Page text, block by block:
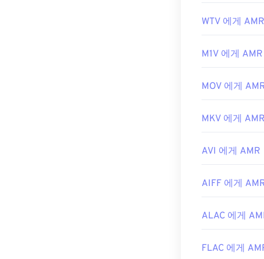
WTV 에게 AMR
M1V 에게 AMR
MOV 에게
MKV 에게
AVI 에게 AMR
AIFF 에게
ALAC 에게
FLAC 에게